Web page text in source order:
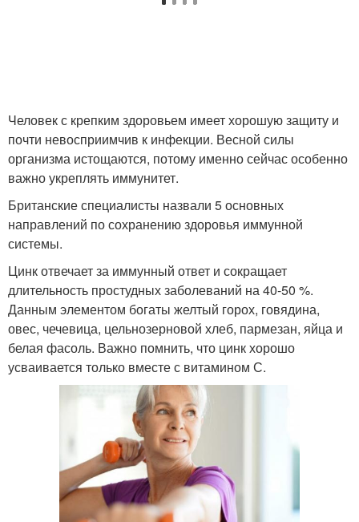
Человек с крепким здоровьем имеет хорошую защиту и
почти невосприимчив к инфекции. Весной силы
организма истощаются, потому именно сейчас особенно
важно укреплять иммунитет.
Британские специалисты назвали 5 основных
направлений по сохранению здоровья иммунной
системы.
Цинк отвечает за иммунный ответ и сокращает
длительность простудных заболеваний на 40-50 %.
Данным элементом богаты желтый горох, говядина,
овес, чечевица, цельнозерновой хлеб, пармезан, яйца и
белая фасоль. Важно помнить, что цинк хорошо
усваивается только вместе с витамином С.